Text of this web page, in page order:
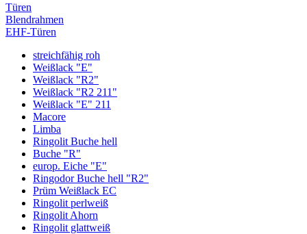
Türen
Blendrahmen
EHF-Türen
streichfähig roh
Weißlack "E"
Weißlack "R2"
Weißlack "R2 211"
Weißlack "E" 211
Macore
Limba
Ringolit Buche hell
Buche "R"
europ. Eiche "E"
Ringodor Buche hell "R2"
Prüm Weißlack EC
Ringolit perlweiß
Ringolit Ahorn
Ringolit glattweiß